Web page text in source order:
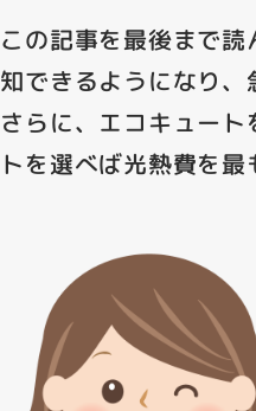
この記事を最後まで
知できるようになり、
さらに、エコキュー
トを選べば光熱費を最